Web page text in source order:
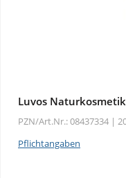
Luvos
PZN/Art.Nr.: 08437334 |
Pflichtangaben